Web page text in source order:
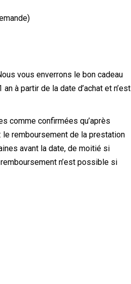
vous enverrons le bon cadeau
à partir de la date d’achat et n’est
comme confirmées qu’après
remboursement de la prestation
avant la date, de moitié si
n’est possible si